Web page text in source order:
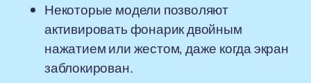
Некоторые модели позволяют
активировать фонарик двойным
нажатием или жестом, даже когда экран
заблокирован.